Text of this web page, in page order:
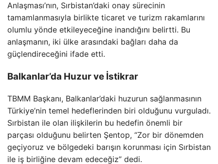
Anlaşması’nın, Sırbistan’daki onay sürecinin
tamamlanmasıyla birlikte ticaret ve turizm rakamlarını
olumlu yönde etkileyeceğine inandığını belirtti. Bu
anlaşmanın, iki ülke arasındaki bağları daha da
güçlendireceğini ifade etti.
Balkanlar’da Huzur ve İstikrar
TBMM Başkanı, Balkanlar’daki huzurun sağlanmasının
Türkiye’nin temel hedeflerinden biri olduğunu vurguladı.
Sırbistan ile olan ilişkilerin bu hedefin önemli bir
parçası olduğunu belirten Şentop, “Zor bir dönemden
geçiyoruz ve bölgedeki barışın korunması için Sırbistan
ile iş birliğine devam edeceğiz” dedi.